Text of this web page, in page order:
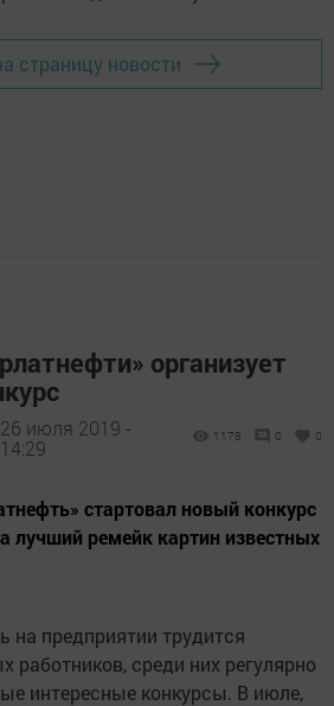
страницу новости
организует
26 июля 2019 -
14:29
1178 0 0
стартовал новый конкурс
лучший ремейк картин известных
на предприятии трудится
работников, среди них регулярно
интересные конкурсы. В июле,